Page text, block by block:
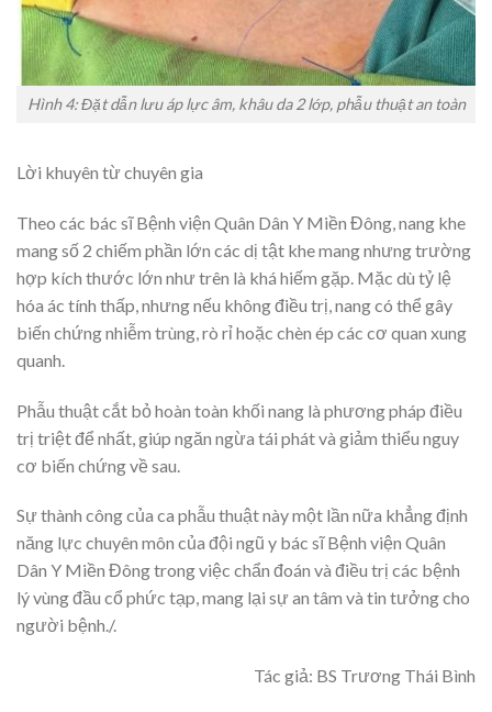
​Hình 4: Đặt dẫn lưu áp lực âm, khâu da 2 lớp, phẫu thuật an toàn
Lời khuyên từ chuyên gia
Theo các bác sĩ Bệnh viện Quân Dân Y Miền Đông, nang khe
mang số 2 chiếm phần lớn các dị tật khe mang nhưng trường
hợp kích thước lớn như trên là khá hiếm gặp. Mặc dù tỷ lệ
hóa ác tính thấp, nhưng nếu không điều trị, nang có thể gây
biến chứng nhiễm trùng, rò rỉ hoặc chèn ép các cơ quan xung
quanh.
Phẫu thuật cắt bỏ hoàn toàn khối nang là phương pháp điều
trị triệt để nhất, giúp ngăn ngừa tái phát và giảm thiểu nguy
cơ biến chứng về sau.
Sự thành công của ca phẫu thuật này một lần nữa khẳng định
năng lực chuyên môn của đội ngũ y bác sĩ Bệnh viện Quân
Dân Y Miền Đông trong việc chẩn đoán và điều trị các bệnh
lý vùng đầu cổ phức tạp, mang lại sự an tâm và tin tưởng cho
người bệnh./.
Tác giả: BS Trương Thái Bình